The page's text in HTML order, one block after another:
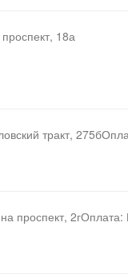
18а
тракт,
проспект,